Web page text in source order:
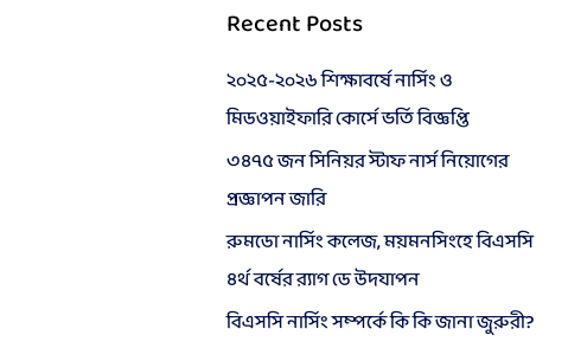
a
c
h
f
o
r
:
Recent Posts
২০২৫-২০২৬ শিক্ষাবর্ষে নার্সিং ও
মিডওয়াইফারি কোর্সে ভর্তি বিজ্ঞপ্তি
৩৪৭৫ জন সিনিয়র স্টাফ নার্স নিয়োগের
প্রজ্ঞাপন জারি
রুমডো নার্সিং কলেজ, ময়মনসিংহে বিএসসি
৪র্থ বর্ষের র‍্যাগ ডে উদযাপন
বিএসসি নার্সিং সম্পর্কে কি কি জানা জুরুরী?